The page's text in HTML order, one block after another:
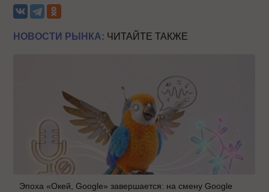
НОВОСТИ РЫНКА: ЧИТАЙТЕ ТАКЖЕ
Эпоха «Окей, Google» завершается: на смену Google